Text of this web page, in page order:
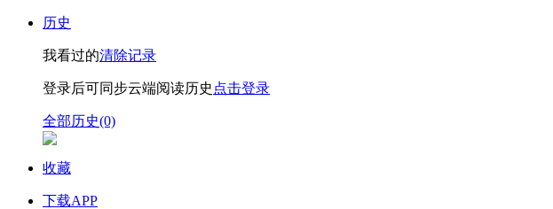
历史
我看过的清除记录
登录后可同步云端阅读历史 点击登录
全部历史(0)
收藏
下载APP